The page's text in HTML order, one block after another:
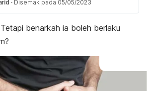
· Disemak pada 05/05/2023
benarkah ia boleh berlaku